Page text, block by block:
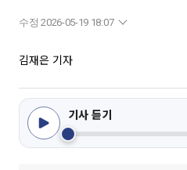
수정 2026-05-19 18:07
김재은 기자
기사 듣기